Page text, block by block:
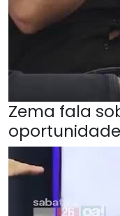
Zema fala